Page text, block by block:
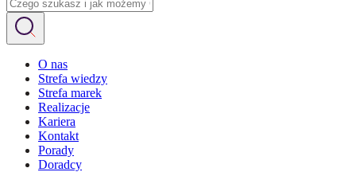
O nas
Strefa wiedzy
Strefa marek
Realizacje
Kariera
Kontakt
Porady
Doradcy